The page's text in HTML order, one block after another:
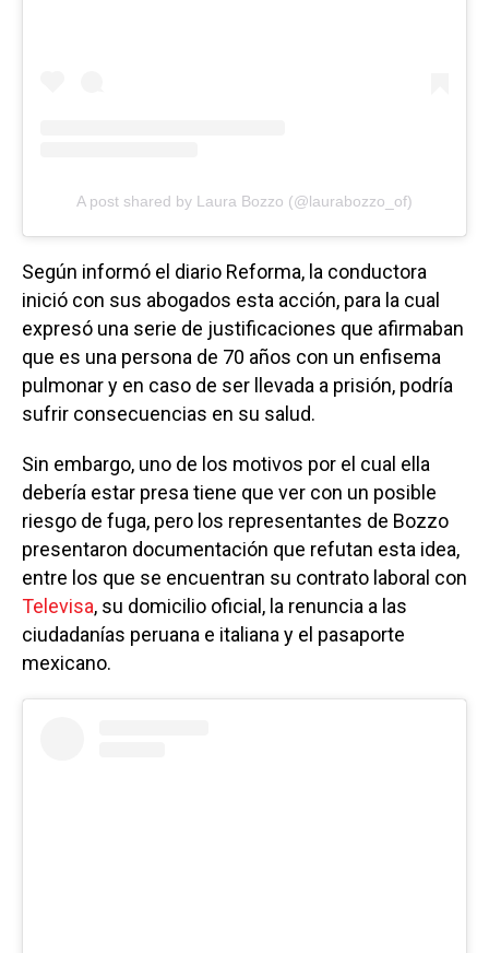
A post shared by Laura Bozzo (@laurabozzo_of)
Según informó el diario Reforma, la conductora
inició con sus abogados esta acción, para la cual
expresó una serie de justificaciones que afirmaban
que es una persona de 70 años con un enfisema
pulmonar y en caso de ser llevada a prisión, podría
sufrir consecuencias en su salud.
Sin embargo, uno de los motivos por el cual ella
debería estar presa tiene que ver con un posible
riesgo de fuga, pero los representantes de Bozzo
presentaron documentación que refutan esta idea,
entre los que se encuentran su contrato laboral con
Televisa, su domicilio oficial, la renuncia a las
ciudadanías peruana e italiana y el pasaporte
mexicano.